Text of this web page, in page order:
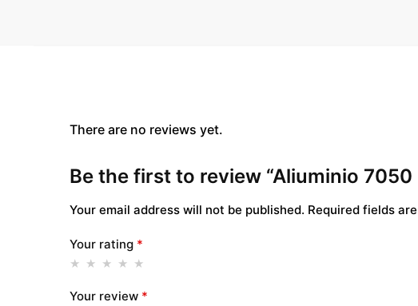
There are no reviews yet.
Be the first to review “Aliuminio
Your email address will not be published. Required fields
Your rating *
Your review *